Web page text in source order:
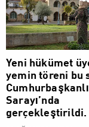
Yeni hükümet
yemin töreni bu
Sarayı’nda
gerçekleştirildi.